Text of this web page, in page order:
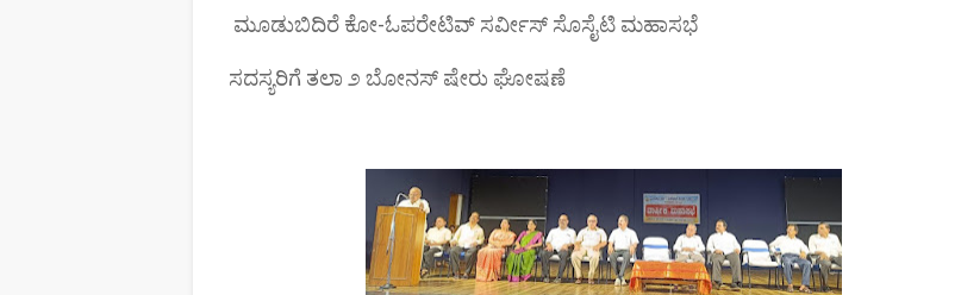
ಮೂಡುಬಿದಿರೆ ಕೋ-ಓಪರೇಟಿವ್ ಸರ್ವೀಸ್ ಸೊಸೈಟಿ ಮಹಾಸಭೆ
ಸದಸ್ಯರಿಗೆ ತಲಾ ೨ ಬೋನಸ್ ಷೇರು ಘೋಷಣೆ